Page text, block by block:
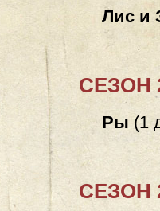
Лис и
СЕЗОН
Ры (1
СЕЗОН